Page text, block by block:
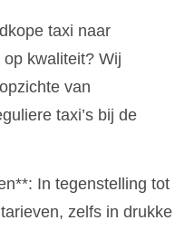
taxi naar
kwaliteit? Wij
van
taxi’s bij de
In tegenstelling tot
zelfs in drukke